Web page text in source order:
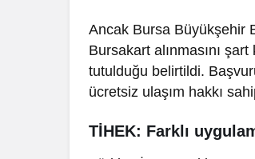
Ancak Bursa Büyükşehir
Bursakart alınmasını
tutulduğu belirtildi.
ücretsiz ulaşım hakkı
TİHEK: Farklı